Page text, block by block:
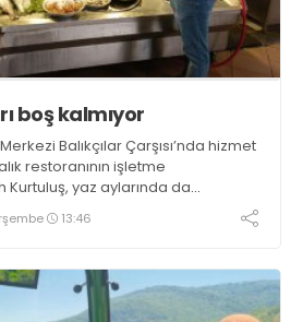
boş kalmıyor
Balıkçılar Çarşısı’nda hizmet
restoranının işletme
yaz aylarında da
bulunduğunu ifade ederek “Yıl
taze balık bulmak mümkün
13:46